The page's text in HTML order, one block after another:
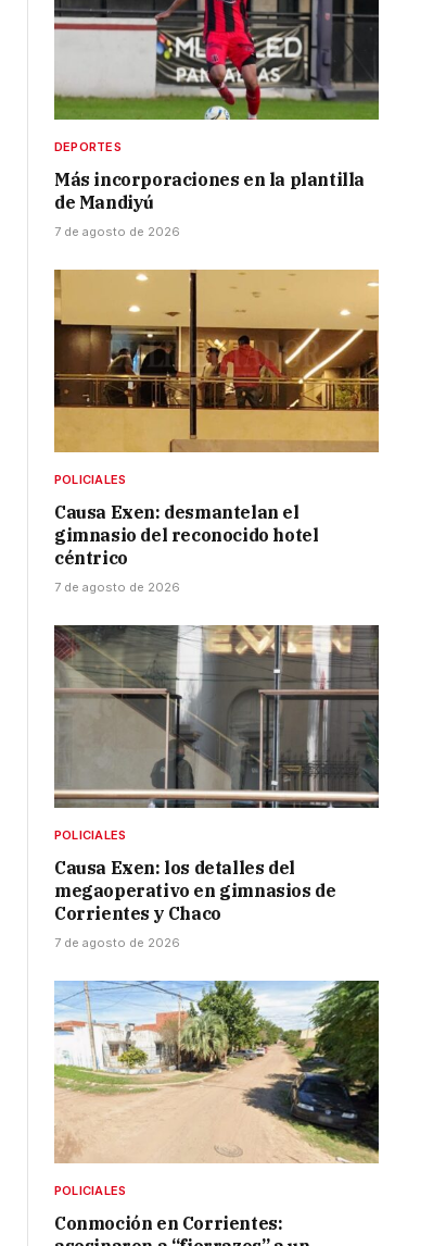
DEPORTES
Más incorporaciones en la plantilla
de Mandiyú
7 de agosto de 2026
POLICIALES
Causa Exen: desmantelan el
gimnasio del reconocido hotel
céntrico
7 de agosto de 2026
POLICIALES
Causa Exen: los detalles del
megaoperativo en gimnasios de
Corrientes y Chaco
7 de agosto de 2026
POLICIALES
Conmoción en Corrientes: